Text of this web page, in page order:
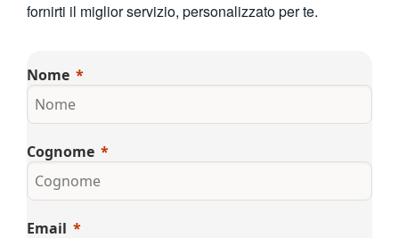
fornirti il miglior servizio, personalizzato per te.
Nome
Cognome
Email